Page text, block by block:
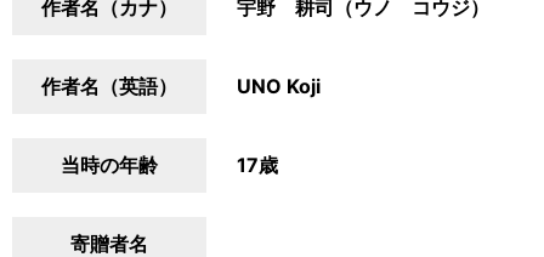
作者名（カナ） 宇野 耕司（ウノ コウジ）
作者名（英語） UNO Koji
当時の年齢 17歳
寄贈者名